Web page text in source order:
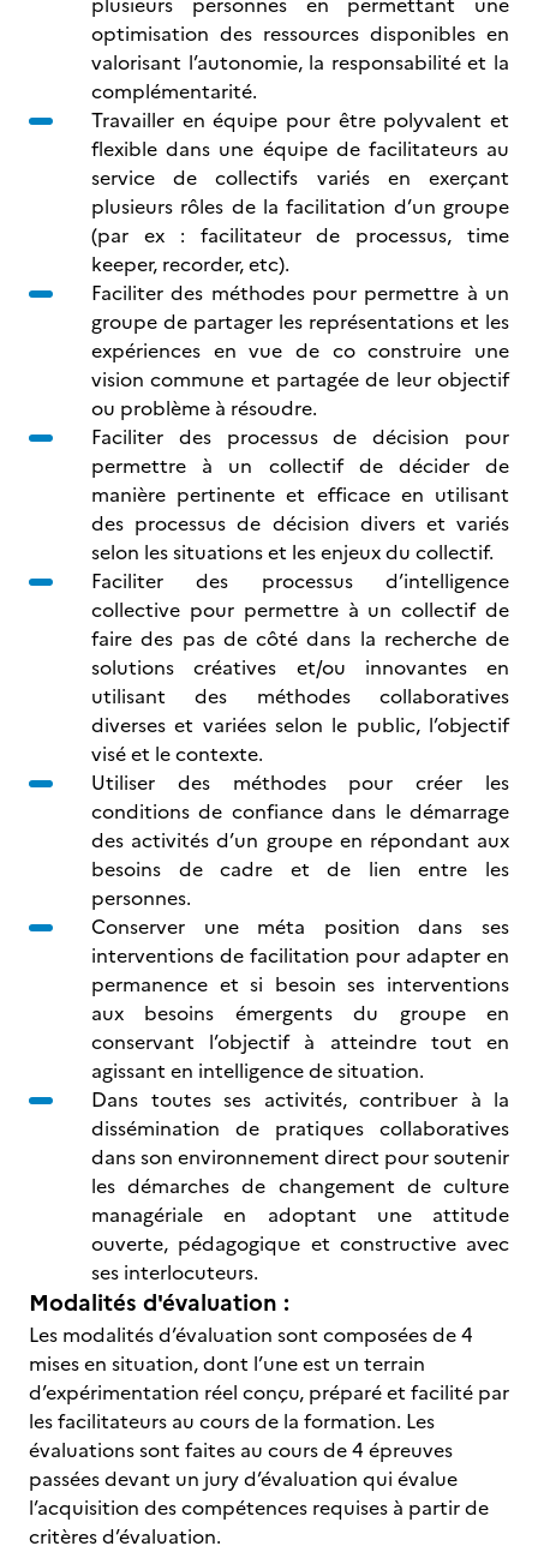
optimisation des ressources disponibles en
valorisant l’autonomie, la responsabilité et la
complémentarité.
Travailler en équipe pour être polyvalent et
flexible dans une équipe de facilitateurs au
service de collectifs variés en exerçant
plusieurs rôles de la facilitation d’un groupe
(par ex : facilitateur de processus, time
keeper, recorder, etc).
Faciliter des méthodes pour permettre à un
groupe de partager les représentations et les
expériences en vue de co construire une
vision commune et partagée de leur objectif
ou problème à résoudre.
Faciliter des processus de décision pour
permettre à un collectif de décider de
manière pertinente et efficace en utilisant
des processus de décision divers et variés
selon les situations et les enjeux du collectif.
Faciliter des processus d’intelligence
collective pour permettre à un collectif de
faire des pas de côté dans la recherche de
solutions créatives et/ou innovantes en
utilisant des méthodes collaboratives
diverses et variées selon le public, l’objectif
visé et le contexte.
Utiliser des méthodes pour créer les
conditions de confiance dans le démarrage
des activités d’un groupe en répondant aux
besoins de cadre et de lien entre les
personnes.
Conserver une méta position dans ses
interventions de facilitation pour adapter en
permanence et si besoin ses interventions
aux besoins émergents du groupe en
conservant l’objectif à atteindre tout en
agissant en intelligence de situation.
Dans toutes ses activités, contribuer à la
dissémination de pratiques collaboratives
dans son environnement direct pour soutenir
les démarches de changement de culture
managériale en adoptant une attitude
ouverte, pédagogique et constructive avec
ses interlocuteurs.
Modalités d'évaluation :
Les modalités d’évaluation sont composées de 4
mises en situation, dont l’une est un terrain
d’expérimentation réel conçu, préparé et facilité par
les facilitateurs au cours de la formation. Les
évaluations sont faites au cours de 4 épreuves
passées devant un jury d’évaluation qui évalue
l’acquisition des compétences requises à partir de
critères d’évaluation.